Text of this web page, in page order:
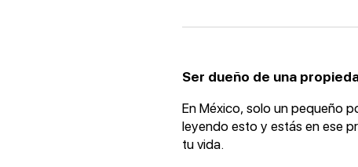
Ser dueño de una
En México, solo un pequeño
leyendo esto y estás en ese
tu vida.